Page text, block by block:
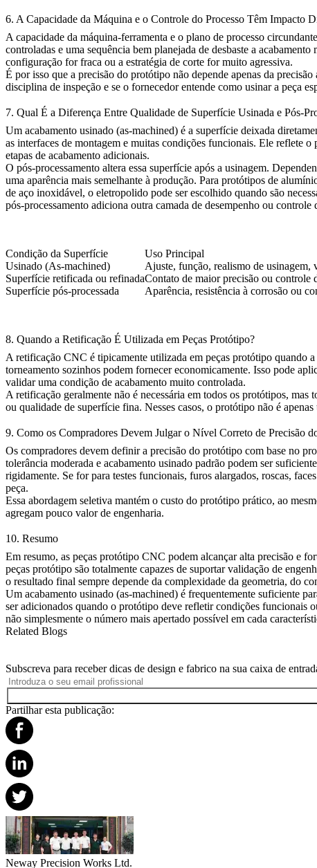
6. A Capacidade da Máquina e o Controle do Processo Têm Impacto
A capacidade da máquina-ferramenta e o plano de processo
controladas e uma sequência bem planejada de desbaste a
configuração for fraca ou a estratégia de corte for muito agressiva.
É por isso que a precisão do protótipo não depende apenas da
disciplina de inspeção e se o fornecedor entende como usinar a peça
7. Qual É a Diferença Entre Qualidade de Superfície Usinada e Pós-
Um acabamento usinado (as-machined) é a superfície deixada
as interfaces de montagem e muitas condições funcionais. Ele reflete
etapas de acabamento adicionais.
O pós-processamento altera essa superfície após a usinagem.
uma aparência mais semelhante à produção. Para protótipos de
de aço inoxidável, o eletropolido pode ser escolhido quando são
pós-processamento adiciona outra camada de desempenho ou controle
Condição da Superfície Uso Principal
Usinado (As-machined)
Ajuste, função, realismo de usinagem,
Superfície retificada ou refinadaContato de maior precisão ou controle
Superfície pós-processada
Aparência, resistência à corrosão ou
8. Quando a Retificação É Utilizada em Peças Protótipo?
A retificação CNC é tipicamente utilizada em peças protótipo quando
torneamento sozinhos podem fornecer economicamente. Isso pode
validar uma condição de acabamento muito controlada.
A retificação geralmente não é necessária em todos os protótipos,
ou qualidade de superfície fina. Nesses casos, o protótipo não é
9. Como os Compradores Devem Julgar o Nível Correto de Precisão
Os compradores devem definir a precisão do protótipo com base no
tolerância moderada e acabamento usinado padrão podem ser
rigidamente. Se for para testes funcionais, furos alargados, roscas,
peça.
Essa abordagem seletiva mantém o custo do protótipo prático, ao
agregam pouco valor de engenharia.
10. Resumo
Em resumo, as peças protótipo CNC podem alcançar alta precisão e
peças protótipo são totalmente capazes de suportar validação de
o resultado final sempre depende da complexidade da geometria, do
Um acabamento usinado (as-machined) é frequentemente suficiente
ser adicionados quando o protótipo deve refletir condições funcionais
não simplesmente o número mais apertado possível em cada
Related Blogs
Subscreva para receber dicas de design e fabrico na sua caixa de
Partilhar esta publicação:
Neway Precision Works Ltd.